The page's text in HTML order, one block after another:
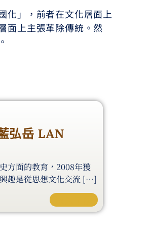
化」，前者在文化層面上
面上主張革除傳統。然
弘岳 LAN
方面的教育，2008年獲
趣是從思想文化交流 […]